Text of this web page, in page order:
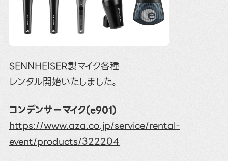
SENNHEISER製マイク各種
レンタル開始いたしました。
コンデンサーマイク(e901)
https://www.aza.co.jp/service/rental-
event/products/322204